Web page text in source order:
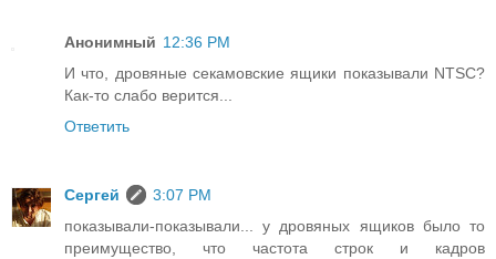
Анонимный 12:36 PM
И что, дровяные секамовские ящики показывали NTSC?
Как-то слабо верится...
Ответить
Сергей
3:07 PM
показывали-показывали... у дровяных ящиков было то
преимущество, что частота строк и кадров